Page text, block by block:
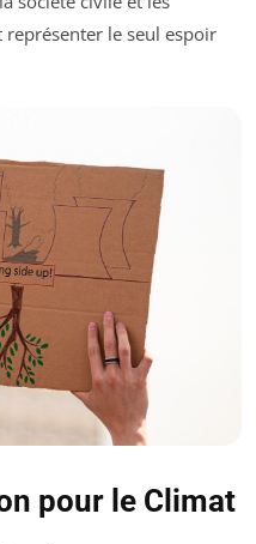
le seul espoir
pour le Climat